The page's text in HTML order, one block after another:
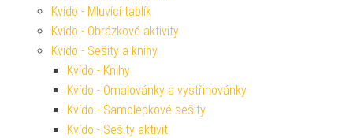
Kvído - Mluvící tablík
Kvído - Obrázkové aktivity
Kvído - Sešity a knihy
Kvído - Knihy
Kvído - Omalovánky a vystřihovánky
Kvído - Samolepkové sešity
Kvído - Sešity aktivit